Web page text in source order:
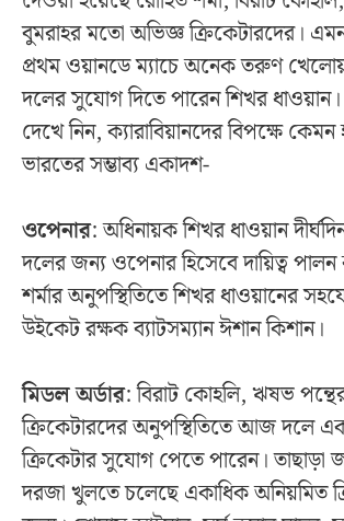
বুমরাহর মতো অভিজ্ঞ ক্রিকেটারদের। এমন
প্রথম ওয়ানডে ম্যাচে অনেক তরুণ
দলের সুযোগ দিতে পারেন শিখর
দেখে নিন, ক্যারাবিয়ানদের বিপক্ষে
ভারতের সম্ভাব্য একাদশ-
ওপেনার: অধিনায়ক শিখর ধাওয়ান
দলের জন্য ওপেনার হিসেবে দায়িত্ব
শর্মার অনুপস্থিতিতে শিখর ধাওয়ানের
উইকেট রক্ষক ব্যাটসম্যান ঈশান কিশান।
মিডল অর্ডার: বিরাট কোহলি, ঋষভ
ক্রিকেটারদের অনুপস্থিতিতে আজ দলে
ক্রিকেটার সুযোগ পেতে পারেন। তাছাড়া
দরজা খুলতে চলেছে একাধিক অনিয়মিত